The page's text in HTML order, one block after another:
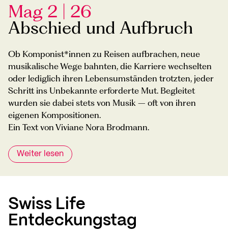
Mag 2 | 26
Abschied und Aufbruch
Ob Komponist*innen zu Reisen aufbrachen, neue
musikalische Wege bahnten, die Karriere wechselten
oder lediglich ihren Lebensumständen trotzten, jeder
Schritt ins Unbekannte erforderte Mut. Begleitet
wurden sie dabei stets von Musik – oft von ihren
eigenen Kompositionen.
Ein Text von Viviane Nora Brodmann.
Weiter lesen
Swiss Life
Entdeckungstag